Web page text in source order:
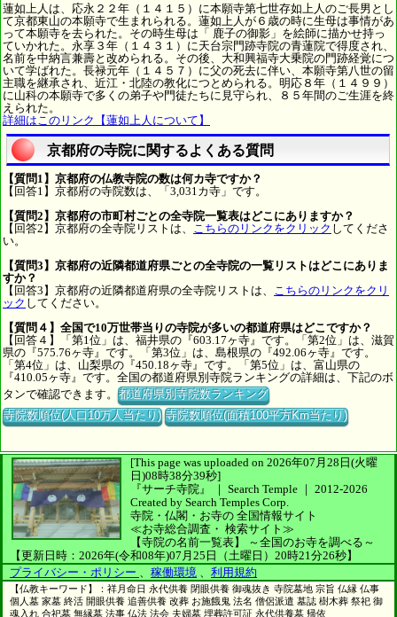
蓮如上人は、応永２２年（１４１５）に本願寺第七世存如上人のご長男とし
て京都東山の本願寺で生まれられる。蓮如上人が６歳の時に生母は事情があ
って本願寺を去られた。その時生母は「 鹿子の御影」を絵師に描かせ持っ
ていかれた。永享３年（１４３１）に天台宗門跡寺院の青蓮院で得度され、
名前を中納言兼壽と改められる。その後、大和興福寺大乗院の門跡経覚につ
いて学ばれた。長禄元年（１４５７）に父の死去に伴い、本願寺第八世の留
主職を継承され、近江・北陸の教化につとめられる。明応８年（１４９９）
に山科の本願寺で多くの弟子や門徒たちに見守られ、８５年間のご生涯を終
えられた。
詳細はこのリンク【蓮如上人について】
京都府の寺院に関するよくある質問
【質問1】京都府の仏教寺院の数は何カ寺ですか？
【回答1】京都府の寺院数は、「3,031カ寺」です。
【質問2】京都府の市町村ごとの全寺院一覧表はどこにありますか？
【回答2】京都府の全寺院リストは、
こちらのリンクをクリック してくださ
い。
【質問3】京都府の近隣都道府県ごとの全寺院の一覧リストはどこにありま
すか？
【回答3】京都府の近隣都道府県の全寺院リストは、
こちらのリンクをクリ
ック してください。
【質問４】全国で10万世帯当りの寺院が多いの都道府県はどこですか？
【回答４】「第1位」は、福井県の『603.17ヶ寺』です。「第2位」は、滋賀
県の『575.76ヶ寺』です。「第3位」は、島根県の『492.06ヶ寺』です。
「第4位」は、山梨県の『450.18ヶ寺』です。「第5位」は、富山県の
『410.05ヶ寺』です。全国の都道府県別寺院ランキングの詳細は、下記のボ
タンで確認できます。都道府県別寺院数ランキング
寺院数順位(人口10万人当たり) 寺院数順位(面積100平方Km当たり)
[This page was uploaded on 2026年07月28日(火曜
日)08時38分39秒]
『サーチ寺院』 ｜ Search Temple ｜ 2012-2026
Created by Search Temples Corp.
寺院・仏閣・お寺の 全国情報サイト
≪お寺総合調査・ 検索サイト≫
【寺院の名前一覧表】
～全国のお寺を調べる～
【更新日時：2026年(令和08年)07月25日（土曜日）20時21分26秒】
プライバシー・ポリシー
稼働環境 利用規約
【仏教キーワード】：祥月命日 永代供養 閉眼供養 御魂抜き 寺院墓地 宗旨 仏縁 仏事
個人墓 家墓 終活 開眼供養 追善供養 改葬 お施餓鬼 法名 僧侶派遣 墓誌 樹木葬 祭祀 御
魂入れ 合祀墓 無縁墓 法事 仏法 法会 夫婦墓 埋葬許可証 永代供養墓 帰依